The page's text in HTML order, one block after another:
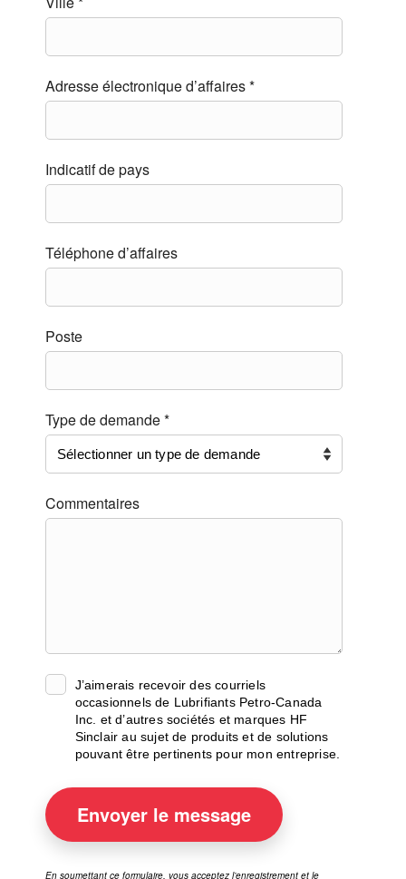
Adresse électronique d’affaires *
Indicatif de pays
Téléphone d’affaires
Poste
Type de demande *
Commentaires
J’aimerais recevoir des courriels
occasionnels de Lubrifiants Petro-Canada
Inc. et d’autres sociétés et marques HF
Sinclair au sujet de produits et de solutions
pouvant être pertinents pour mon entreprise.
Envoyer le message
En soumettant ce formulaire, vous acceptez l’enregistrement et le